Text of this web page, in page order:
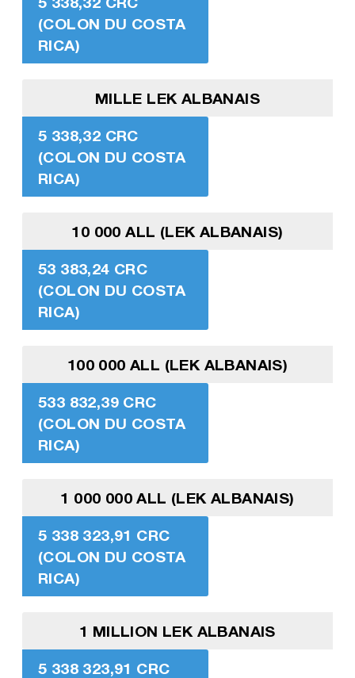
(COLON DU COSTA
RICA)
MILLE LEK ALBANAIS
5 338,32 CRC
(COLON DU COSTA
RICA)
10 000 ALL (LEK ALBANAIS)
53 383,24 CRC
(COLON DU COSTA
RICA)
100 000 ALL (LEK ALBANAIS)
533 832,39 CRC
(COLON DU COSTA
RICA)
1 000 000 ALL (LEK ALBANAIS)
5 338 323,91 CRC
(COLON DU COSTA
RICA)
1 MILLION LEK ALBANAIS
5 338 323,91 CRC